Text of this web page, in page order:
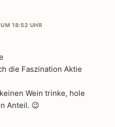
18:52 UHR
die Faszination Aktie
Wein trinke, hole
Anteil. 😉